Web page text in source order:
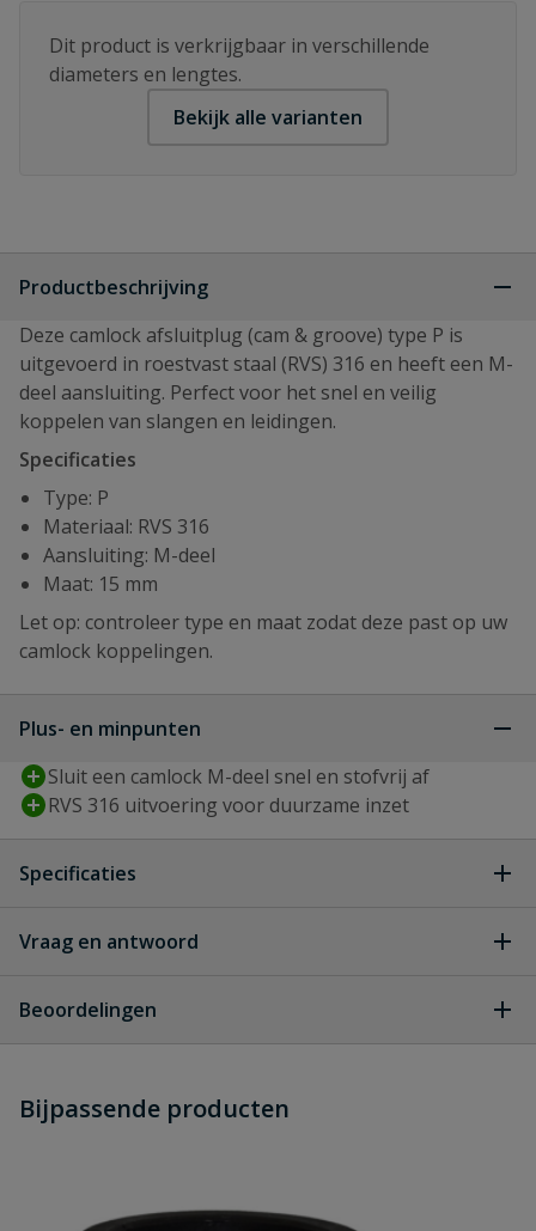
Dit product is verkrijgbaar in verschillende
diameters en lengtes.
Bekijk alle varianten
Productbeschrijving
Deze camlock afsluitplug (cam & groove) type P is
uitgevoerd in roestvast staal (RVS) 316 en heeft een M-
deel aansluiting. Perfect voor het snel en veilig
koppelen van slangen en leidingen.
Specificaties
Type: P
Materiaal: RVS 316
Aansluiting: M-deel
Maat: 15 mm
Let op: controleer type en maat zodat deze past op uw
camlock koppelingen.
Plus- en minpunten
Sluit een camlock M-deel snel en stofvrij af
RVS 316 uitvoering voor duurzame inzet
Specificaties
Type aansluiting camlock m-deel
Merknaam Camlock
Vraag en antwoord
dit product?
Beoordelingen
Schrijf zelf een beoordeling
Bijpassende producten